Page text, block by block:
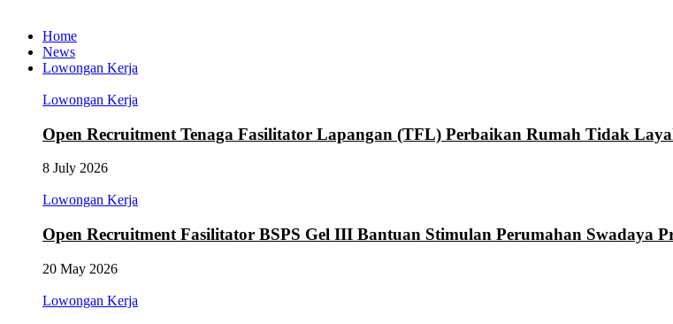
Home
News
Lowongan Kerja
Lowongan Kerja
Open Recruitment Tenaga Fasilitator Lapangan (TFL) Perbaikan Rumah Tidak
8 July 2026
Lowongan Kerja
Open Recruitment Fasilitator BSPS Gel III Bantuan Stimulan Perumahan Swadaya
20 May 2026
Lowongan Kerja